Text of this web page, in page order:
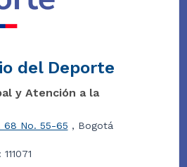
del Deporte
y Atención a la
68 No. 55-65 , Bogotá